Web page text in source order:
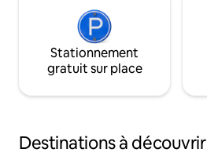
Stationnement
gratuit sur place
Destinations à découvrir